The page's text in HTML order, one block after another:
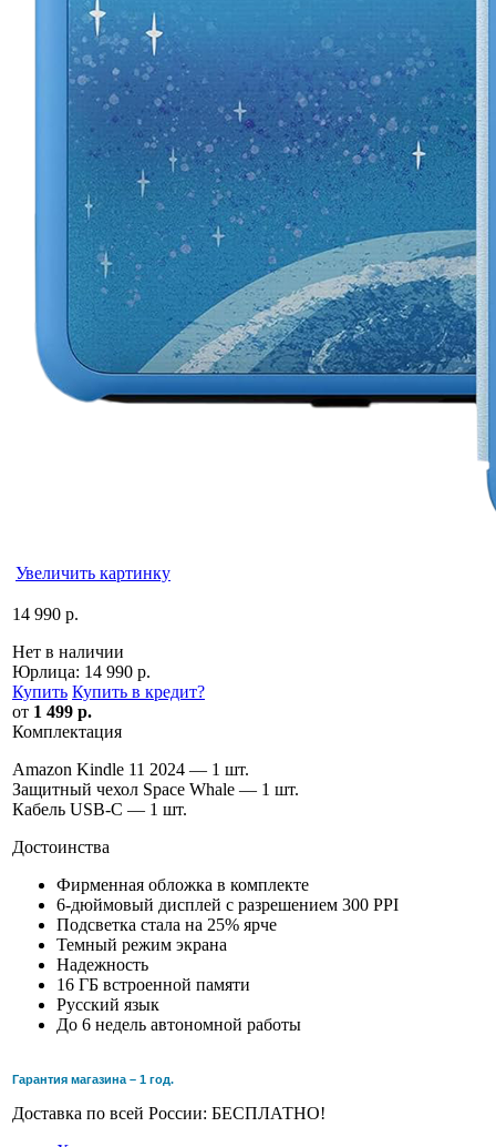
Увеличить картинку
14 990 р.
Нет в наличии
Юрлица: 14 990 р.
Купить Купить в кредит?
от 1 499 р.
Комплектация
Amazon Kindle 11 2024 — 1 шт.
Защитный чехол Space Whale — 1 шт.
Кабель USB-C — 1 шт.
Достоинства
Фирменная обложка в комплекте
6-дюймовый дисплей с разрешением 300 PPI
Подсветка стала на 25% ярче
Темный режим экрана
Надежность
16 ГБ встроенной памяти
Русский язык
До 6 недель автономной работы
Гарантия магазина – 1 год.
Доставка по всей России: БЕСПЛАТНО!